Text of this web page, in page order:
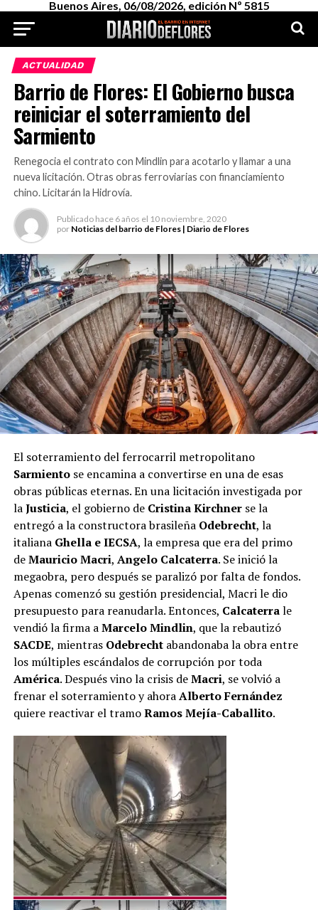
Buenos Aires, 06/08/2026, edición Nº 5815
ACTUALIDAD
Barrio de Flores: El Gobierno busca
reiniciar el soterramiento del
Sarmiento
Renegocia el contrato con Mindlin para acotarlo y llamar a una
nueva licitación. Otras obras ferroviarias con financiamiento
chino. Licitarán la Hidrovía.
Publicado hace 6 años el 10 noviembre, 2020
por Noticias del barrio de Flores | Diario de Flores
El soterramiento del ferrocarril metropolitano
Sarmiento se encamina a convertirse en una de esas
obras públicas eternas. En una licitación investigada por
laJusticia, el gobierno de CristinaKirchnerse la
entregó a la constructora brasileña Odebrecht, la
italiana Ghella e IECSA, la empresa que era del primo
deMauricioMacri, Angelo Calcaterra. Se inició la
megaobra, pero después se paralizó por falta de fondos.
Apenas comenzó su gestión presidencial, Macri le dio
presupuesto para reanudarla. Entonces, Calcaterrale
vendió la firma aMarcelo Mindlin, que la rebautizó
SACDE, mientras Odebrechtabandonaba la obra entre
los múltiples escándalos de corrupción por toda
América. Después vino la crisis deMacri, se volvió a
frenar el soterramiento y ahoraAlberto Fernández
quiere reactivar el tramoRamos Mejía-Caballito.